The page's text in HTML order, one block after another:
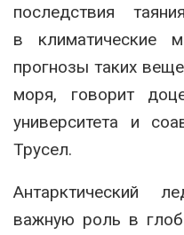
последствия
в климатические
прогнозы таких
моря, говорит
университета и
Трусел.
Антарктический
важную роль в